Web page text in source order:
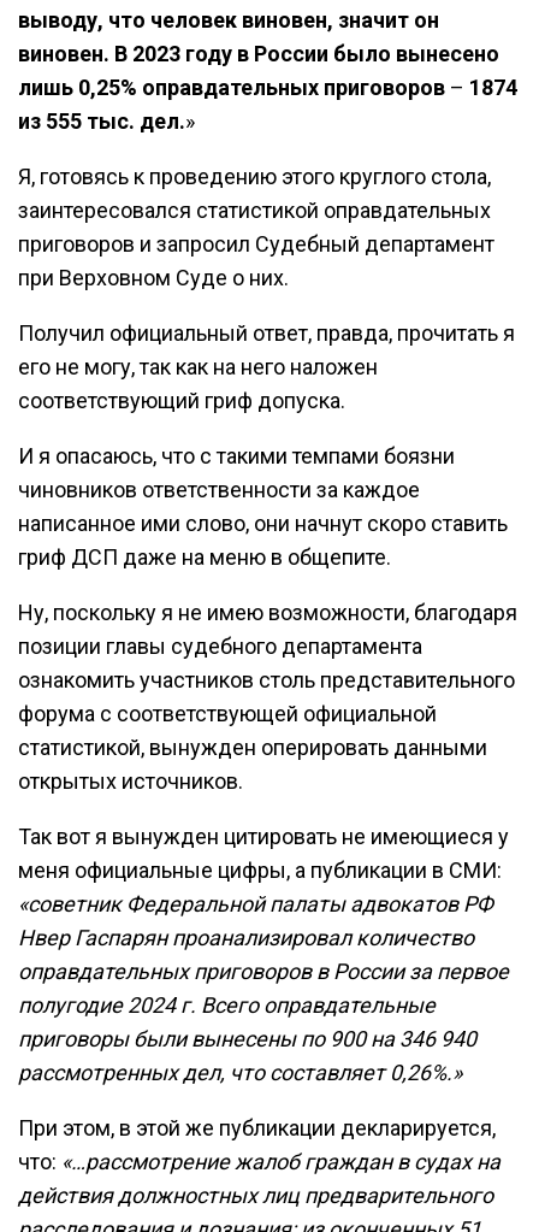
выводу, что человек виновен, значит он
виновен. В 2023 году в России было вынесено
лишь 0,25% оправдательных приговоров – 1874
из 555 тыс. дел.»
Я, готовясь к проведению этого круглого стола,
заинтересовался статистикой оправдательных
приговоров и запросил Судебный департамент
при Верховном Суде о них.
Получил официальный ответ, правда, прочитать я
его не могу, так как на него наложен
соответствующий гриф допуска.
И я опасаюсь, что с такими темпами боязни
чиновников ответственности за каждое
написанное ими слово, они начнут скоро ставить
гриф ДСП даже на меню в общепите.
Ну, поскольку я не имею возможности, благодаря
позиции главы судебного департамента
ознакомить участников столь представительного
форума с соответствующей официальной
статистикой, вынужден оперировать данными
открытых источников.
Так вот я вынужден цитировать не имеющиеся у
меня официальные цифры, а публикации в СМИ:
«советник Федеральной палаты адвокатов РФ
Нвер Гаспарян проанализировал количество
оправдательных приговоров в России за первое
полугодие 2024 г. Всего оправдательные
приговоры были вынесены по 900 на 346 940
рассмотренных дел, что составляет 0,26%.»
При этом, в этой же публикации декларируется,
что: «…рассмотрение жалоб граждан в судах на
действия должностных лиц предварительного